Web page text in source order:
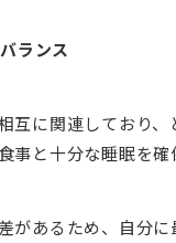
ランス
互に関連しており
事と十分な睡眠を
があるため、自分